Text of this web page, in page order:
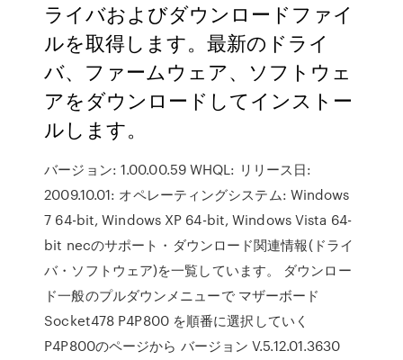
ライバおよびダウンロードファイ
ルを取得します。最新のドライ
バ、ファームウェア、ソフトウェ
アをダウンロードしてインストー
ルします。
バージョン: 1.00.00.59 WHQL: リリース日:
2009.10.01: オペレーティングシステム: Windows
7 64-bit, Windows XP 64-bit, Windows Vista 64-
bit necのサポート・ダウンロード関連情報(ドライ
バ・ソフトウェア)を一覧しています。 ダウンロー
ド一般のプルダウンメニューで マザーボード
Socket478 P4P800 を順番に選択していく
P4P800のページから バージョン V.5.12.01.3630